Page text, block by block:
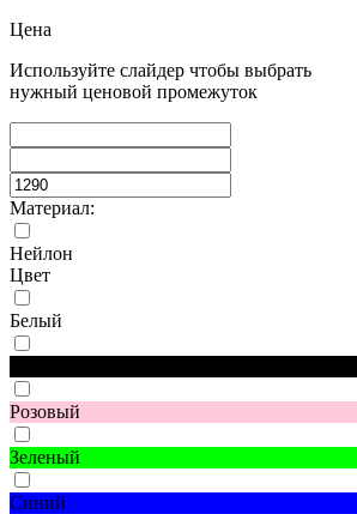
Цена
Используйте слайдер чтобы выбрать
нужный ценовой промежуток
Материал:
Нейлон
Цвет
Белый
Розовый
Зеленый
Синий